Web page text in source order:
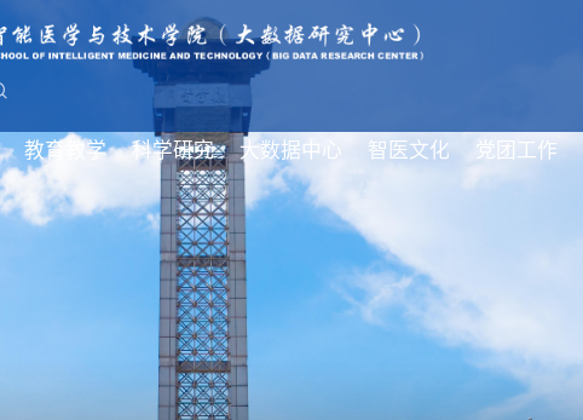
教育教学 科学研究 大数据中心 智医文化 党团工作